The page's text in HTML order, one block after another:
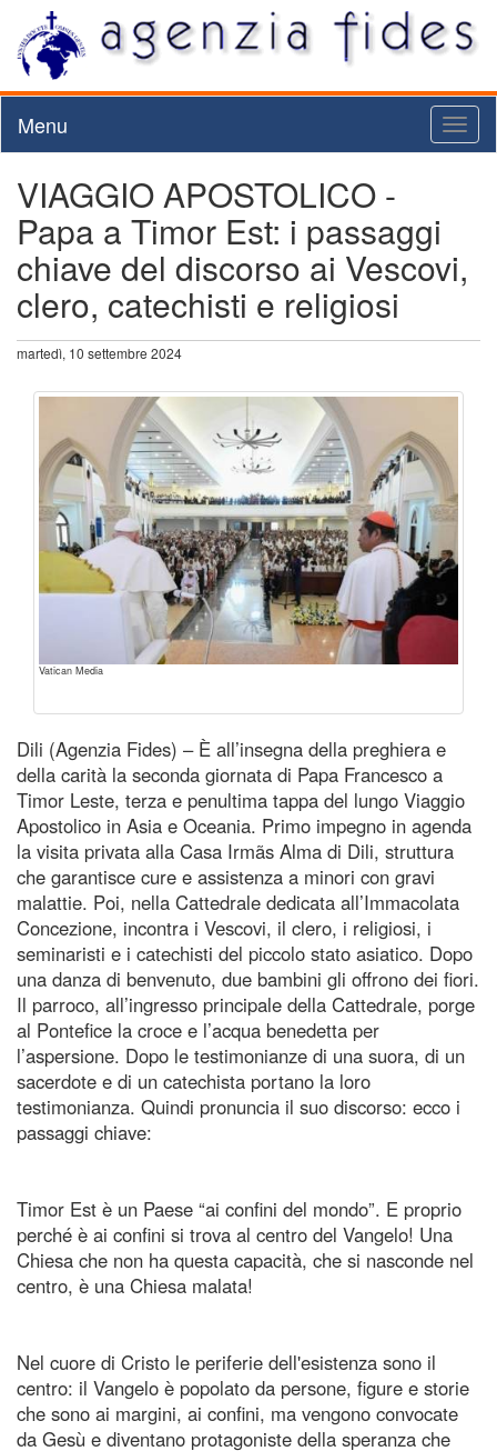
Menu
VIAGGIO APOSTOLICO -
Papa a Timor Est: i passaggi
chiave del discorso ai Vescovi,
clero, catechisti e religiosi
martedì, 10 settembre 2024
Vatican Media
Dili (Agenzia Fides) – È all’insegna della preghiera e
della carità la seconda giornata di Papa Francesco a
Timor Leste, terza e penultima tappa del lungo Viaggio
Apostolico in Asia e Oceania. Primo impegno in agenda
la visita privata alla Casa Irmãs Alma di Dili, struttura
che garantisce cure e assistenza a minori con gravi
malattie. Poi, nella Cattedrale dedicata all’Immacolata
Concezione, incontra i Vescovi, il clero, i religiosi, i
seminaristi e i catechisti del piccolo stato asiatico. Dopo
una danza di benvenuto, due bambini gli offrono dei fiori.
Il parroco, all’ingresso principale della Cattedrale, porge
al Pontefice la croce e l’acqua benedetta per
l’aspersione. Dopo le testimonianze di una suora, di un
sacerdote e di un catechista portano la loro
testimonianza. Quindi pronuncia il suo discorso: ecco i
passaggi chiave:
Timor Est è un Paese “ai confini del mondo”. E proprio
perché è ai confini si trova al centro del Vangelo! Una
Chiesa che non ha questa capacità, che si nasconde nel
centro, è una Chiesa malata!
Nel cuore di Cristo le periferie dell'esistenza sono il
centro: il Vangelo è popolato da persone, figure e storie
che sono ai margini, ai confini, ma vengono convocate
da Gesù e diventano protagoniste della speranza che